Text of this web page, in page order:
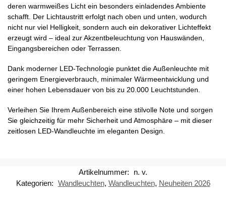
deren warmweißes Licht ein besonders einladendes Ambiente
schafft. Der Lichtaustritt erfolgt nach oben und unten, wodurch
nicht nur viel Helligkeit, sondern auch ein dekorativer Lichteffekt
erzeugt wird – ideal zur Akzentbeleuchtung von Hauswänden,
Eingangsbereichen oder Terrassen.
Dank moderner LED-Technologie punktet die Außenleuchte mit
geringem Energieverbrauch, minimaler Wärmeentwicklung und
einer hohen Lebensdauer von bis zu 20.000 Leuchtstunden.
Verleihen Sie Ihrem Außenbereich eine stilvolle Note und sorgen
Sie gleichzeitig für mehr Sicherheit und Atmosphäre – mit dieser
zeitlosen LED-Wandleuchte im eleganten Design.
Artikelnummer:
n. v.
Kategorien: Wandleuchten, Wandleuchten, Neuheiten 2026